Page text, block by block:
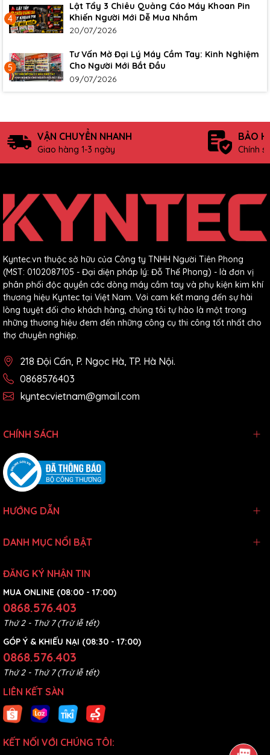
4
Lật Tẩy 3 Chiêu Quảng Cáo Máy Khoan Pin
Khiến Người Mới Dễ Mua Nhầm
20/07/2026
5
Tư Vấn Mở Đại Lý Máy Cầm Tay: Kinh Nghiệm
Cho Người Mới Bắt Đầu
09/07/2026
VẬN CHUYỂN NHANH
Giao hàng 1-3 ngày
BẢO
Chính
Kyntec.vn thuộc sở hữu của Công ty TNHH Người Tiên Phong
(MST: 0102087105 - Đại diện pháp lý: Đỗ Thế Phong) - là đơn vị
phân phối độc quyền các dòng máy cầm tay và phụ kiện kim khí
thương hiệu Kyntec tại Việt Nam. Với cam kết mang đến sự hài
lòng tuyệt đối cho khách hàng, chúng tôi tự hào là một trong
những thương hiệu đem đến những công cụ thi công tốt nhất cho
thợ chuyên nghiệp.
218 Đội Cấn, P. Ngọc Hà, TP. Hà Nội.
0868576403
kyntecvietnam@gmail.com
CHÍNH SÁCH
HƯỚNG DẪN
DANH MỤC NỔI BẬT
ĐĂNG KÝ NHẬN TIN
MUA ONLINE (08:00 - 17:00)
0868.576.403
Thứ 2 - Thứ 7 (Trừ lễ tết)
GÓP Ý & KHIẾU NẠI (08:30 - 17:00)
0868.576.403
Thứ 2 - Thứ 7 (Trừ lễ tết)
LIÊN KẾT SÀN
KẾT NỐI VỚI CHÚNG TÔI: